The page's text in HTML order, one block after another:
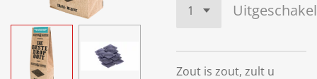
Zout is zout, zult u